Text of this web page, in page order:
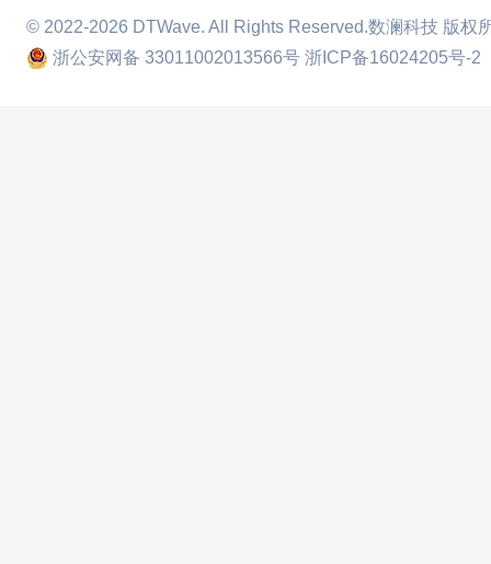
© 2022-2026 DTWave. All Rights Reserved.数澜科技 版权
浙公安网备 33011002013566号 浙ICP备16024205号-2